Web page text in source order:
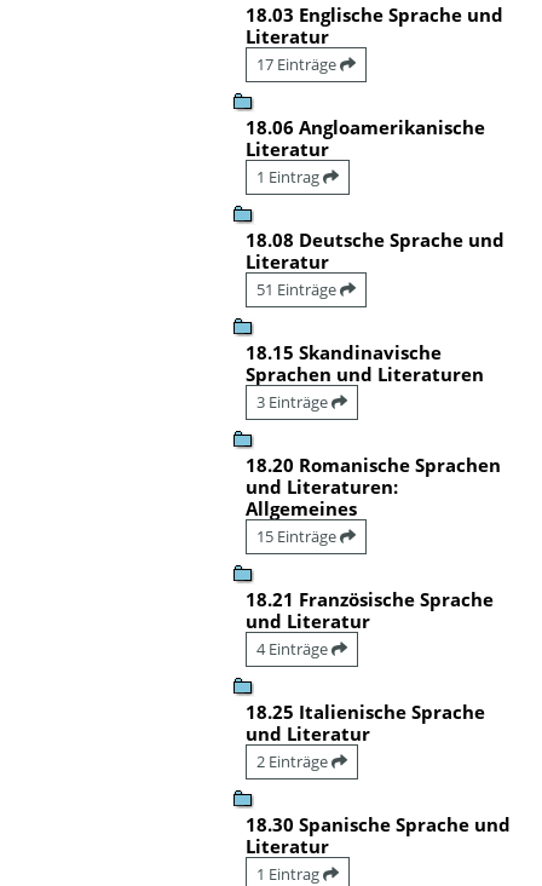
18.03 Englische Sprache und
Literatur
17 Einträge
18.06 Angloamerikanische
Literatur
1 Eintrag
18.08 Deutsche Sprache und
Literatur
51 Einträge
18.15 Skandinavische
Sprachen und Literaturen
3 Einträge
18.20 Romanische Sprachen
und Literaturen:
Allgemeines
15 Einträge
18.21 Französische Sprache
und Literatur
4 Einträge
18.25 Italienische Sprache
und Literatur
2 Einträge
18.30 Spanische Sprache und
Literatur
1 Eintrag